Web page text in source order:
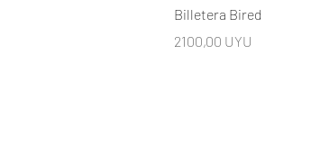
Vista rápida
Billetera Bired
Precio
2100,00 UYU